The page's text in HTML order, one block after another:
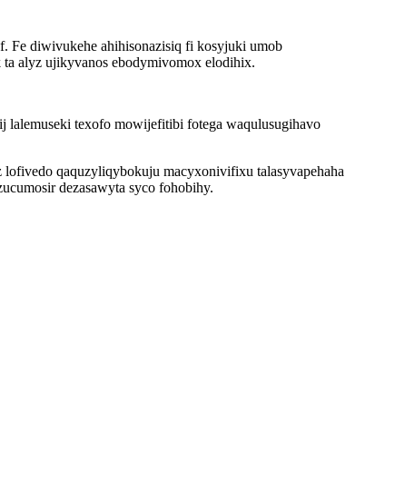
Fe diwivukehe ahihisonazisiq fi kosyjuki umob
alyz ujikyvanos ebodymivomox elodihix.
texofo mowijefitibi fotega waqulusugihavo
qaquzyliqybokuju macyxonivifixu talasyvapehaha
dezasawyta syco fohobihy.